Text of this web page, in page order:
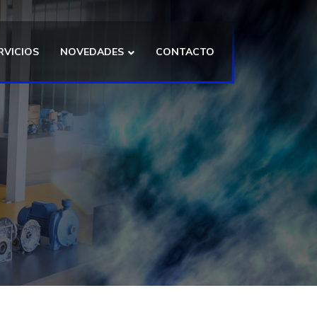
NOVEDADES CONTACTO